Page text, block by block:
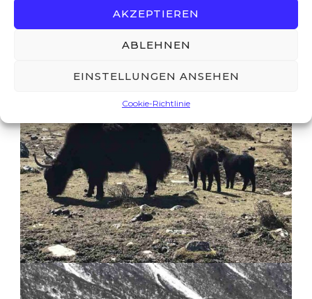
AKZEPTIEREN
ABLEHNEN
EINSTELLUNGEN ANSEHEN
Cookie-Richtlinie
entdecken. Um einzusehen, wie relativ doch
alles ist. Wir. So klein. So unscheinbar.